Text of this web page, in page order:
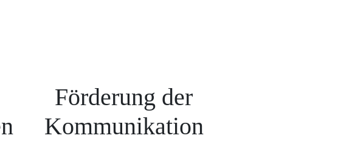
Förderung der
Kommunikation